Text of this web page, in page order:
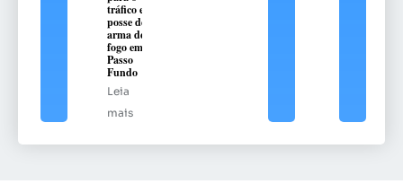
tráfico e
posse de
arma de
fogo em
Passo
Fundo
Leia
mais